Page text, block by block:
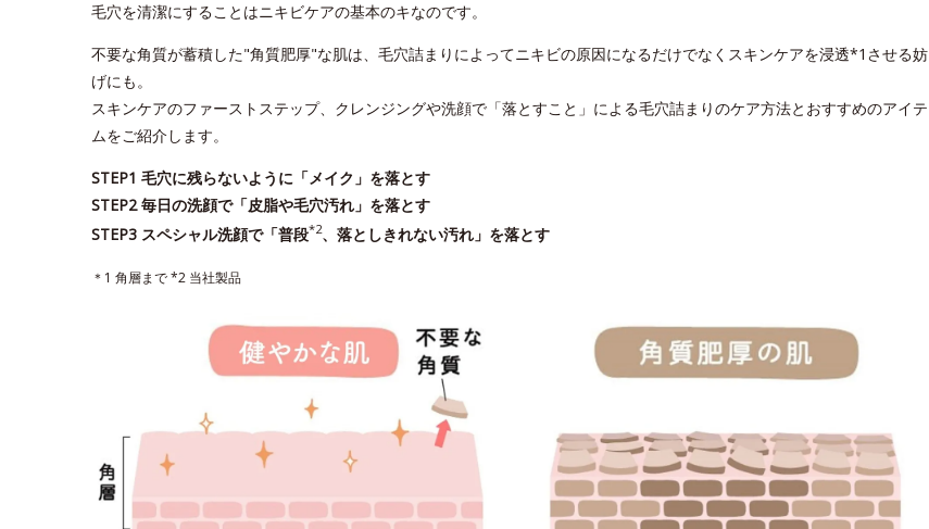
毛穴を清潔にすることはニキビケアの基本のキなのです。
不要な角質が蓄積した"角質肥厚"な肌は、毛穴詰まりによってニキビの原因になるだけでなくスキンケアを浸透*1させる妨
げにも。
スキンケアのファーストステップ、クレンジングや洗顔で「落とすこと」による毛穴詰まりのケア方法とおすすめのアイテ
ムをご紹介します。
STEP1 毛穴に残らないように「メイク」を落とす
STEP2 毎日の洗顔で「皮脂や毛穴汚れ」を落とす
STEP3 スペシャル洗顔で「普段*2、落としきれない汚れ」を落とす
＊1 角層まで *2 当社製品